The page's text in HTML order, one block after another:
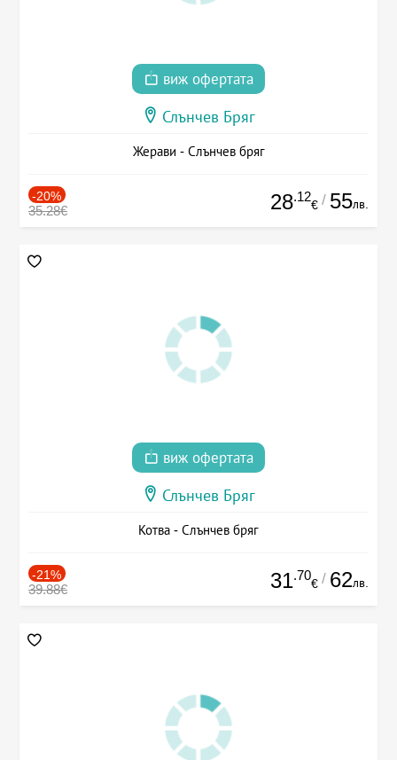
виж офертата
Слънчев Бряг
Жерави - Слънчев бряг
-20%
35.28€ 28.12
€ / 55лв.
виж офертата
Слънчев Бряг
Котва - Слънчев бряг
-21%
39.88€ 31.70
€ / 62лв.